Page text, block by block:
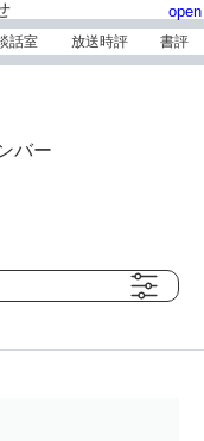
open
話室 放送時評 書評
バー